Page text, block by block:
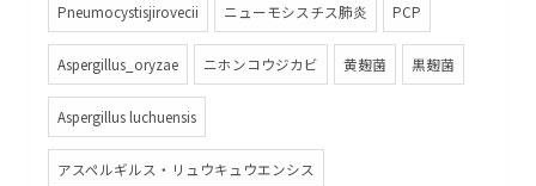
Pneumocystisjirovecii ニューモシスチス肺炎 PCP
Aspergillus_oryzae ニホンコウジカビ 黄麹菌 黒麹菌
Aspergillus luchuensis
アスペルギルス・リュウキュウエンシス